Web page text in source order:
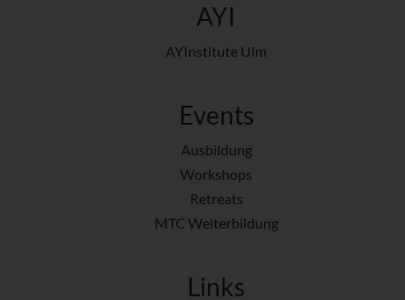
AYI
AYInstitute Ulm
Events
Ausbildung
Workshops
Retreats
MTC Weiterbildung
Links